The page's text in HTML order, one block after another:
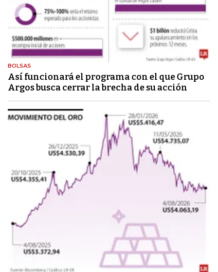
BOLSAS
Así funcionará el programa con el que Grupo
Argos busca cerrar la brecha de su acción